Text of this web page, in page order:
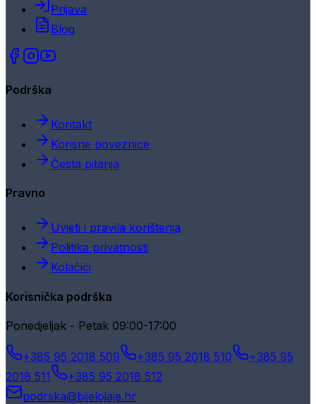
Prijava
Blog
Podrška
Kontakt
Korisne poveznice
Česta pitanja
Pravno
Uvjeti i pravila korištenja
Politika privatnosti
Kolačići
Korisnička podrška
Ponedjeljak - Petak 09:00-17:00
+385 95 2018 509 +385 95 2018 510
+385 95
2018 511
+385 95 2018 512
podrska@bijelojaje.hr